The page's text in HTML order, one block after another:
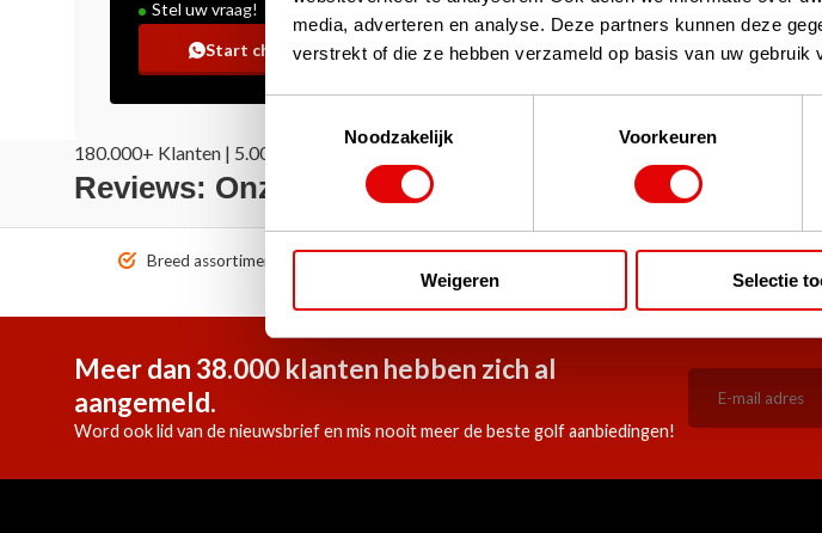
media, adverteren en analyse. Deze partners kunnen deze
verstrekt of die ze hebben verzameld op basis van uw gebruik
Toestemmingsselectie
Noodzakelijk
Voorkeuren
Weigeren Selectie
Stel uw vraag!
Start chat
180.000+ Klanten | 5.000+ Reviews | Trusted Shops, TrustPilot, Google
Reviews: Onze klanten aan het woord
Breed assortiment A-merken!
Vóór 15:00 besteld, zelfde werkdag
Meer dan 38.000 klanten hebben zich al
aangemeld.
Word ook lid van de nieuwsbrief en mis nooit meer de beste golf aanbiedingen!